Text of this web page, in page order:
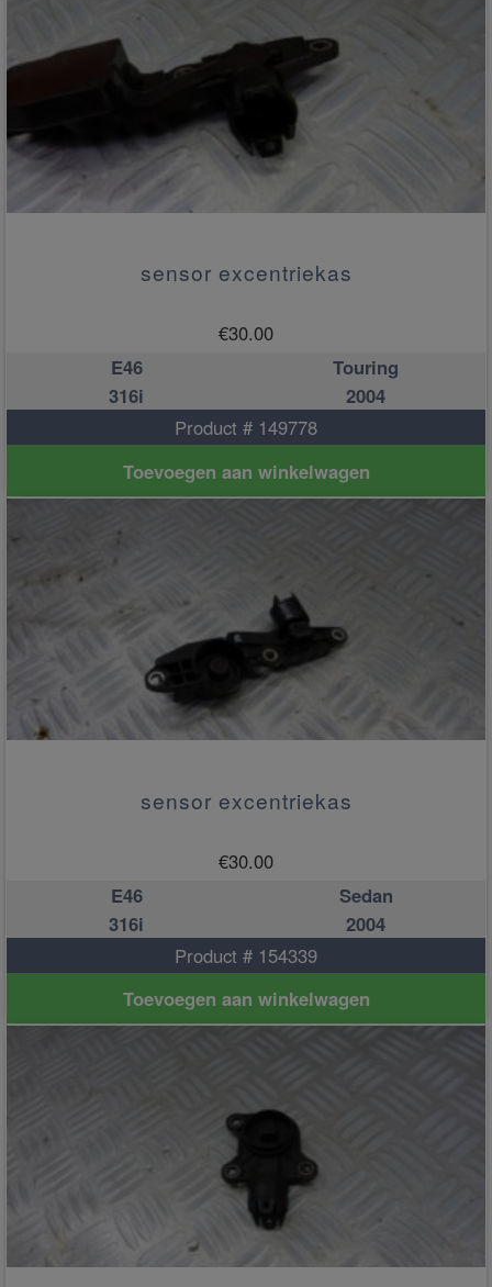
sensor excentriekas
€30.00
E46
Touring
316i
2004
Product # 149778
Toevoegen aan winkelwagen
sensor excentriekas
€30.00
E46
Sedan
316i
2004
Product # 154339
Toevoegen aan winkelwagen